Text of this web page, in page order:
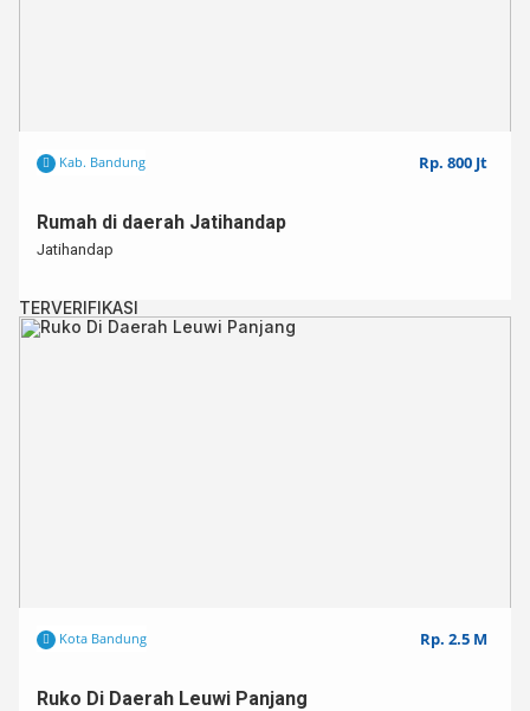
Kab. Bandung Rp. 800 Jt
Rumah di daerah Jatihandap
Jatihandap
TERVERIFIKASI
Kota Bandung Rp. 2.5 M
Ruko Di Daerah Leuwi Panjang